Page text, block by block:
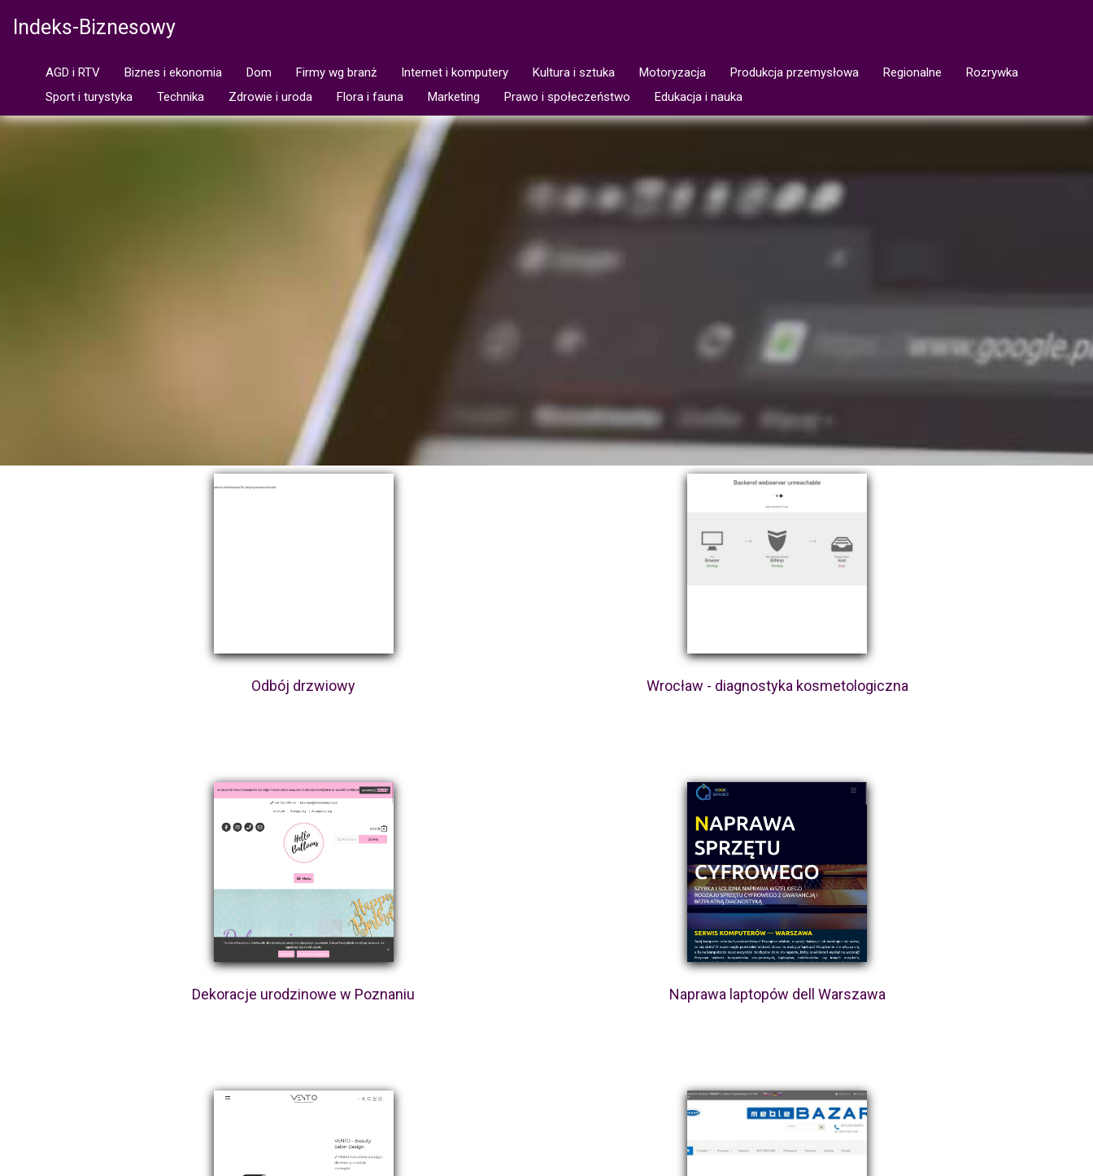
Indeks-Biznesowy
AGD i RTV Biznes i ekonomia Dom Firmy wg branż Internet i komputery Kultura i sztuka Motoryzacja Produkcja przemysłowa Regionalne
Rozrywka
Sport i turystyka
Technika Zdrowie i uroda Flora i fauna Marketing Prawo i społeczeństwo Edukacja i nauka
Odbój drzwiowy Wrocław - diagnostyka kosmetologiczna
Dekoracje urodzinowe w Poznaniu Naprawa laptopów dell Warszawa